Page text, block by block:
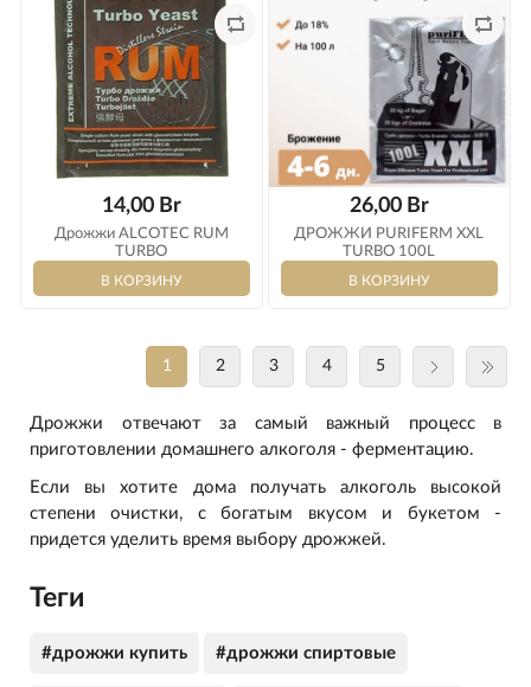
14,00 Br
Дрожжи ALCOTEC RUM
TURBO
26,00 Br
ДРОЖЖИ PURIFERM XXL
TURBO 100L
1 2 3 4 5
Дрожжи отвечают за самый важный процесс в
приготовлении домашнего алкоголя - ферментацию.
Если вы хотите дома получать алкоголь высокой
степени очистки, с богатым вкусом и букетом -
придется уделить время выбору дрожжей.
Теги
#дрожжи купить #дрожжи спиртовые